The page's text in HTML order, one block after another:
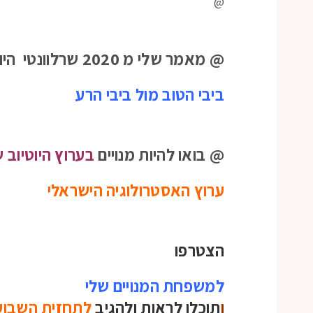
@ מאמר שלי מ 2020 שרלוונטי היום יותר מתמיד –
ביבי הטוב מול ביבי הרע
@ בואו להיות מנוייםבערוץ היוטיוב
ערוץ האסטרולוגיה הישראלי
הצטרפו
למשפחת המנויים שלי
ותוכלו לראות ולהגיבלתחזית